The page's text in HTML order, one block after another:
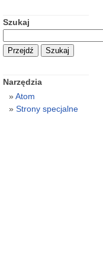
Szukaj
Narzędzia
Atom
Strony specjalne